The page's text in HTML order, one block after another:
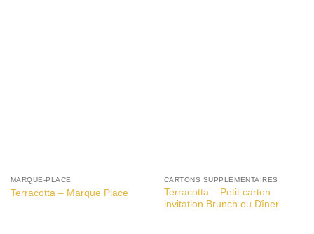
MARQUE-PLACE
Terracotta – Marque Place
CARTONS SUPPLÉMENTAIRES
Terracotta – Petit carton
invitation Brunch ou Dîner